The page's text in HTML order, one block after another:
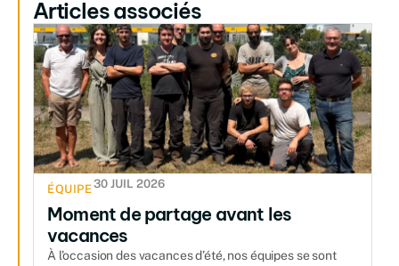
Articles associés
ÉQUIPE30 JUIL 2026
Moment de partage avant les
vacances
À l’occasion des vacances d’été, nos équipes se sont